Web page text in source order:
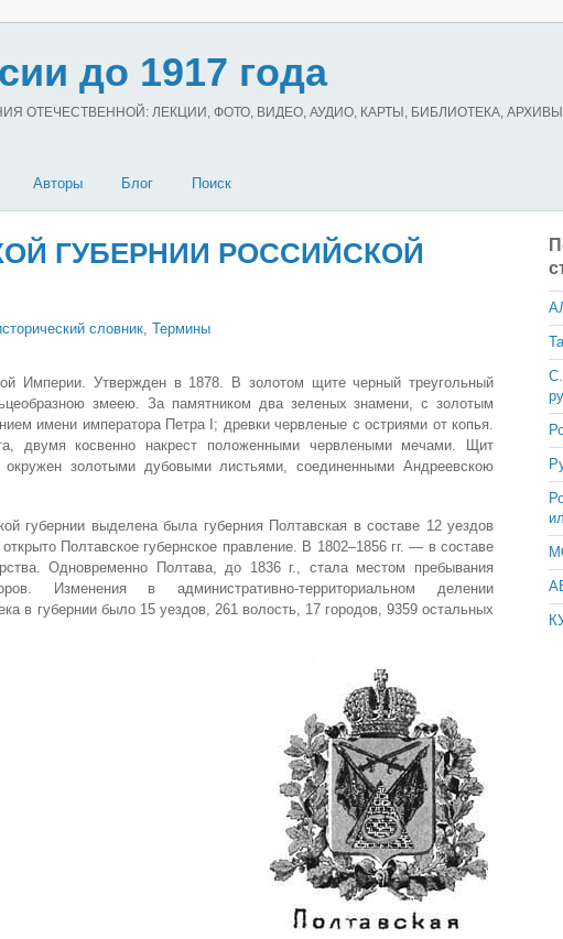
до 1917 года
ОТЕЧЕСТВЕННОЙ: ЛЕКЦИИ, ФОТО, ВИДЕО, АУДИО, КАРТЫ, БИБЛИОТЕКА, АРХИВЫ
Авторы Блог Поиск
ГУБЕРНИИ РОССИЙСКОЙ
словник, Термины
Империи. Утвержден в 1878. В золотом щите черный треугольный
змеею. За памятником два зеленых знамени, с золотым
имени императора Петра I; древки червленые с остриями от копья.
двумя косвенно накрест положенными червлеными мечами. Щит
золотыми дубовыми листьями, соединенными Андреевскою
губернии выделена была губерния Полтавская в составе 12 уездов
Полтавское губернское правление. В 1802–1856 гг. — в составе
Одновременно Полтава, до 1836 г., стала местом пребывания
Изменения в административно-территориальном делении
в губернии было 15 уездов, 261 волость, 17 городов, 9359 остальных